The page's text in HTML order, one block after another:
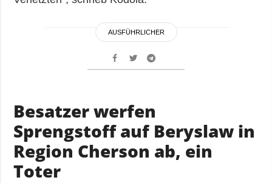
AUSFÜHRLICHER
Besatzer werfen
Sprengstoff auf Beryslaw in
Region Cherson ab, ein
Toter